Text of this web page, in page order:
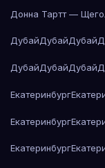
Донна Тартт —
ДубайДубайДубай
ДубайДубайДубай
Екатеринбург
Екатеринбург
Екатеринбург